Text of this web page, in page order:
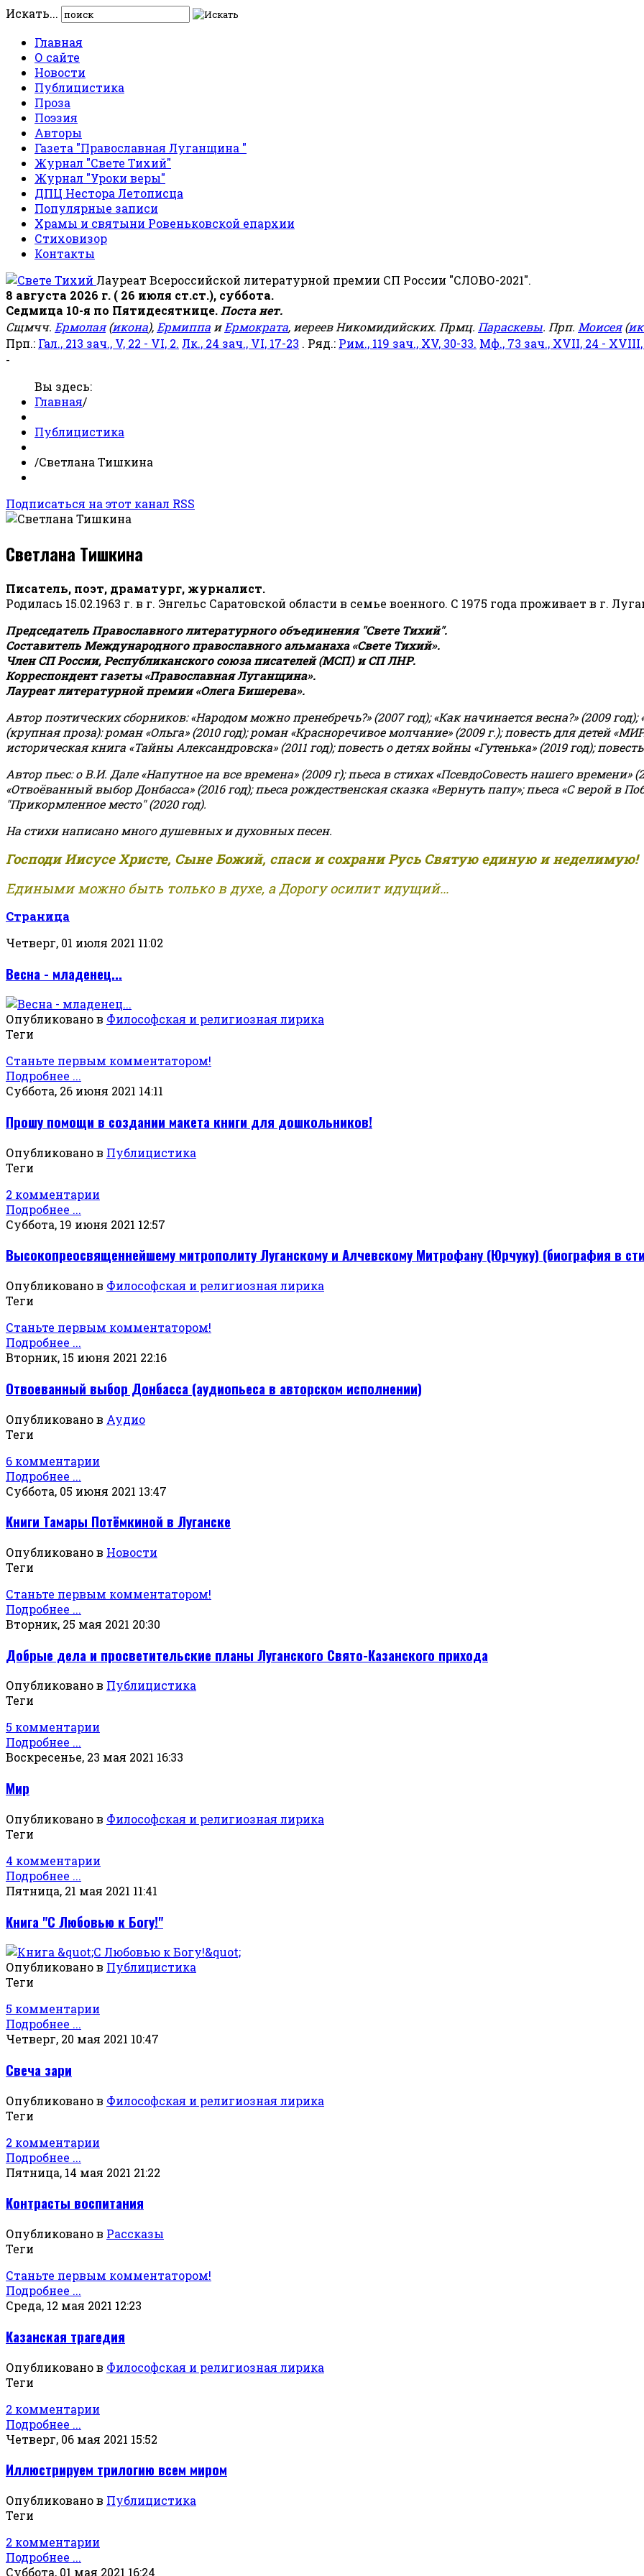
Искать...
Главная
О сайте
Новости
Публицистика
Проза
Поэзия
Авторы
Газета "Православная Луганщина "
Журнал "Свете Тихий"
Журнал "Уроки веры"
ДПЦ Нестора Летописца
Популярные записи
Храмы и святыни Ровеньковской епархии
Стиховизор
Контакты
Лауреат Всероссийской литературной премии СП России "СЛОВО-2021".
8 августа 2026 г. ( 26 июля ст.ст.), суббота.
Седмица 10-я по Пятидесятнице. Поста нет.
Сщмчч. Ермолая(икона), Ермиппа иЕрмократа, иереев Никомидийских. Прмц. Параскевы. Прп. Моисея(
Прп.: Гал., 213 зач., V, 22 - VI, 2. Лк., 24 зач., VI, 17-23 . Ряд.: Рим., 119 зач., XV, 30-33. Мф., 73 зач., XVII, 24 -
-
Вы здесь:
Главная/
Публицистика
/Светлана Тишкина
Подписаться на этот канал RSS
Светлана Тишкина
Писатель, поэт, драматург, журналист.
Родилась 15.02.1963 г. в г. Энгельс Саратовской области в семье военного. С 1975 года проживает в г.
Председатель Православного литературного объединения "Свете Тихий".
Составитель Международного православного альманаха «Свете Тихий».
Член СП России, Республиканского союза писателей (МСП) и СП ЛНР.
Корреспондент газеты «Православная Луганщина».
Лауреат литературной премии «Олега Бишерева».
Автор поэтических сборников: «Народом можно пренебречь?» (2007 год); «Как начинается весна?» (2009
(крупная проза): роман «Ольга» (2010 год); роман «Красноречивое молчание» (2009 г.); повесть для детей
историческая книга «Тайны Александровска» (2011 год); повесть о детях войны «Гутенька» (2019 год);
Автор пьес: о В.И. Дале «Напутное на все времена» (2009 г); пьеса в стихах «ПсевдоСовесть нашего времени»
«Отвоёванный выбор Донбасса» (2016 год); пьеса рождественская сказка «Вернуть папу»; пьеса «С верой в
"Прикормленное место" (2020 год).
На стихи написано много душевных и духовных песен.
Господи Иисусе Христе, Сыне Божий, спаси и сохрани Русь Святую единую и неделимую!
Едиными можно быть только в духе, а Дорогу осилит идущий...
Страница
Четверг, 01 июля 2021 11:02
Весна - младенец...
Опубликовано в Философская и религиозная лирика
Теги
Станьте первым комментатором!
Подробнее ...
Суббота, 26 июня 2021 14:11
Прошу помощи в создании макета книги для дошкольников!
Опубликовано в Публицистика
Теги
2 комментарии
Подробнее ...
Суббота, 19 июня 2021 12:57
Высокопреосвященнейшему митрополиту Луганскому и Алчевскому Митрофану (Юрчуку) (биография в
Опубликовано в Философская и религиозная лирика
Теги
Станьте первым комментатором!
Подробнее ...
Вторник, 15 июня 2021 22:16
Отвоеванный выбор Донбасса (аудиопьеса в авторском исполнении)
Опубликовано в Аудио
Теги
6 комментарии
Подробнее ...
Суббота, 05 июня 2021 13:47
Книги Тамары Потёмкиной в Луганске
Опубликовано в Новости
Теги
Станьте первым комментатором!
Подробнее ...
Вторник, 25 мая 2021 20:30
Добрые дела и просветительские планы Луганского Свято-Казанского прихода
Опубликовано в Публицистика
Теги
5 комментарии
Подробнее ...
Воскресенье, 23 мая 2021 16:33
Мир
Опубликовано в Философская и религиозная лирика
Теги
4 комментарии
Подробнее ...
Пятница, 21 мая 2021 11:41
Книга "С Любовью к Богу!"
Опубликовано в Публицистика
Теги
5 комментарии
Подробнее ...
Четверг, 20 мая 2021 10:47
Свеча зари
Опубликовано в Философская и религиозная лирика
Теги
2 комментарии
Подробнее ...
Пятница, 14 мая 2021 21:22
Контрасты воспитания
Опубликовано в Рассказы
Теги
Станьте первым комментатором!
Подробнее ...
Среда, 12 мая 2021 12:23
Казанская трагедия
Опубликовано в Философская и религиозная лирика
Теги
2 комментарии
Подробнее ...
Четверг, 06 мая 2021 15:52
Иллюстрируем трилогию всем миром
Опубликовано в Публицистика
Теги
2 комментарии
Подробнее ...
Суббота, 01 мая 2021 16:24